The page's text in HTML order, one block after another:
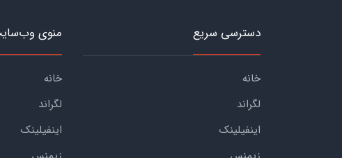
دسترسی سریع
خانه
لگراند
اینفیلینک
منوی
خانه
لگراند
اینفیلینک